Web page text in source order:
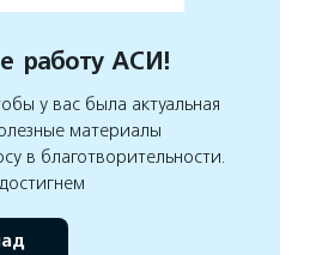
работу АСИ!
у вас была актуальная
материалы
в благотворительности.